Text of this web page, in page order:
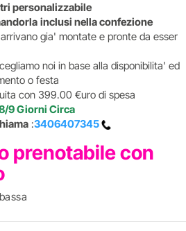
personalizzabile
inclusi nella confezione
gia' montate e pronte da esser
noi in base alla disponibilita' ed
o festa
con 399.00 €uro di spesa
9 Giorni Circa
:3406407345
prenotabile con